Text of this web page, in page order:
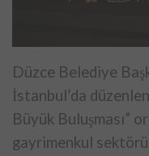
Düzce Belediye
İstanbul’da
Büyük Buluşması”
gayrimenkul sektörü